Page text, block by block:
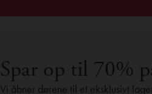
Spar op til 70%
Vi åbner dørene til et eksklusivt